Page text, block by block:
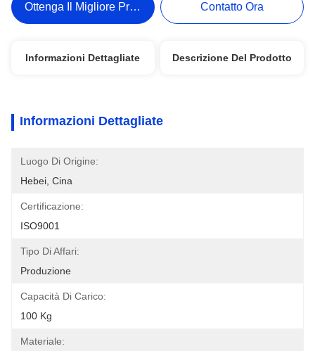
Ottenga Il Migliore Prezzo Contatto Ora
Informazioni Dettagliate Descrizione Del Prodotto
Informazioni Dettagliate
Luogo Di Origine:
Hebei, Cina
Certificazione:
ISO9001
Tipo Di Affari:
Produzione
Capacità Di Carico:
100 Kg
Materiale: